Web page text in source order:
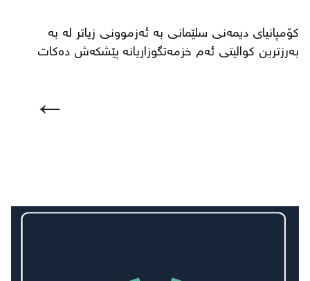
كۆمپانیای دیمەنی سلێمانی بە ئەزموونی زیاتر لە بە
بەرزترین كوالیتی ئەم خزمەتگوزاریانە پێشكەش دەكات
←